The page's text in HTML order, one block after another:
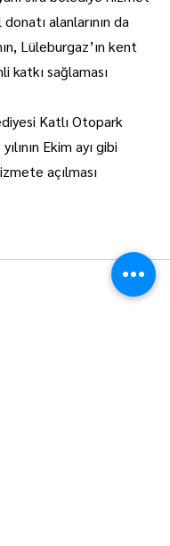
alanlarının da
Lüleburgaz’ın kent
katkı sağlaması
Katlı Otopark
Ekim ayı gibi
açılması